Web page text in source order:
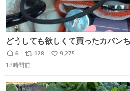
どうしても欲しくて買ったカバン
ないと荷物入らん。女のカバンっ
の
返
信
6
リ
ポ
ト
128
い
数
9,275
18時間前